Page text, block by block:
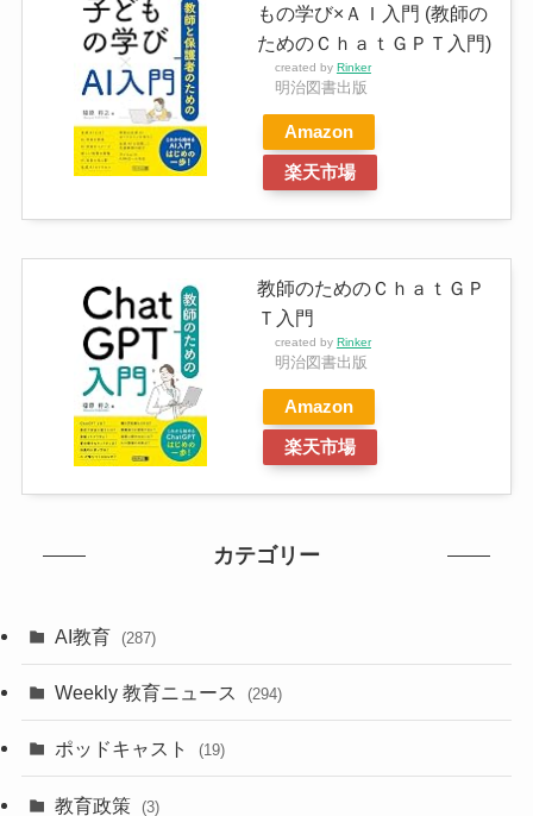
もの学び×ＡＩ入門 (教師の
ためのＣｈａｔＧＰＴ入門)
created by Rinker
明治図書出版
Amazon
楽天市場
教師のためのＣｈａｔＧＰ
Ｔ入門
created by Rinker
明治図書出版
Amazon
楽天市場
カテゴリー
AI教育 (287)
Weekly 教育ニュース (294)
ポッドキャスト (19)
教育政策 (3)